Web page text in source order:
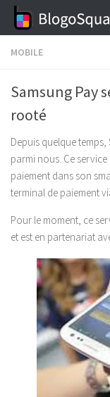
Skip to content
MOBILE
Samsung Pay
rooté
Depuis quelque
parmi nous. Ce
paiement dans son
terminal de paiement
Pour le moment, ce
et est en partenariat